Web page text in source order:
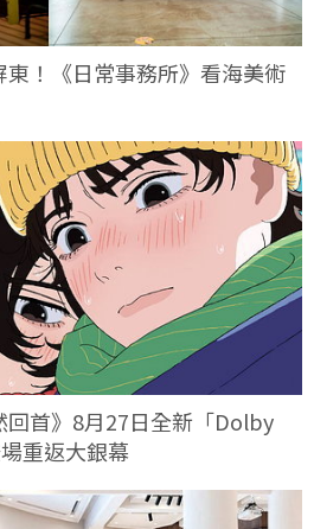
東！《日常事務所》看海美術
回首》8月27日全新「Dolby
重返大銀幕